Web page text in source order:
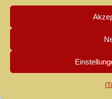
jedoch, dass die
gefährliches Spiel
Nachfolger des
früher oder später,
nie Narr in der
Sie können